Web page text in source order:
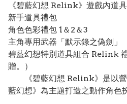
《碧藍幻想 Relink》遊戲內道具
新手道具禮包
角色色彩禮包 1＆2＆3
主角專用武器「默示錄之偽劍」
碧藍幻想特別道具組合 Relink
贈。）
《碧藍幻想 Relink》是以營
藍幻想》為主題打造之動作角色